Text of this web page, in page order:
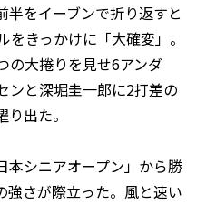
をイーブンで折り返すと
きっかけに「大確変」。
の大捲りを見せ6アンダ
ンと深堀圭一郎に2打差の
出た。
本シニアオープン」から勝
強さが際立った。風と速い